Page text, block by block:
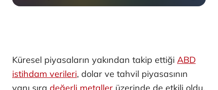
Küresel piyasaların yakından takip ettiği ABD
istihdam verileri, dolar ve tahvil piyasasının
yanı sıra değerli metaller üzerinde de etkili oldu.